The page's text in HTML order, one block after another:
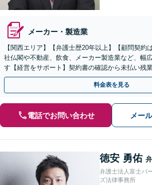
メーカー・製造業
【関西エリア】【弁護士歴20年以上】【顧問契約
社仏閣や不動産、飲食、メーカー製造業など、幅
す【経営をサポート】契約書の確認から未払い残
事業承継までお任せください【初回面談無料】
料金表を見る
電話でお問い合わせ メー
徳安 勇佑
弁護士法人富士パ
ズ法律事務所